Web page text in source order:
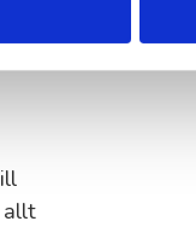
allt